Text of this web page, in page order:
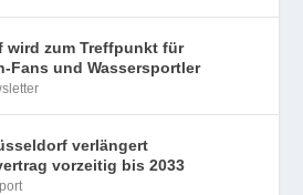
wird zum Treffpunkt für
Fans und Wassersportler
verlängert
vorzeitig bis 2033